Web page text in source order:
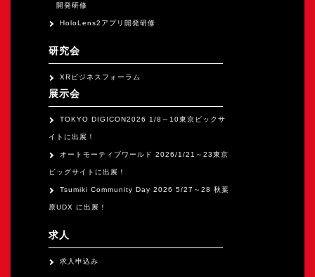
開発研修
HoloLens2アプリ開発研修
研究会
XRビジネスフォーラム
展示会
TOKYO DIGICON2026 1/8～10東京ビックサ
イトに出展！
オートモーティブワールド 2026/1/21～23東京
ビッグサイトに出展！
Tsumiki Community Day 2026 5/27～28 秋葉
原UDX に出展！
求人
求人申込み